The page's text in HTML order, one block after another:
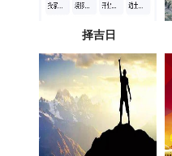
择吉日